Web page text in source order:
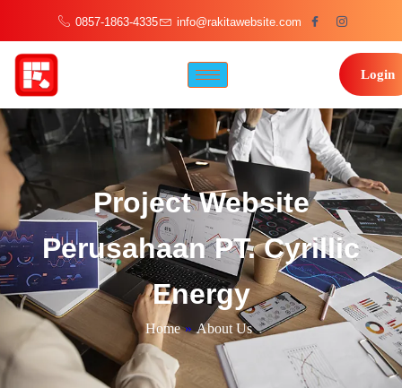
0857-1863-4335 info@rakitawebsite.com
Login
Project Website
Perusahaan PT. Cyrillic
Energy
Home » About Us